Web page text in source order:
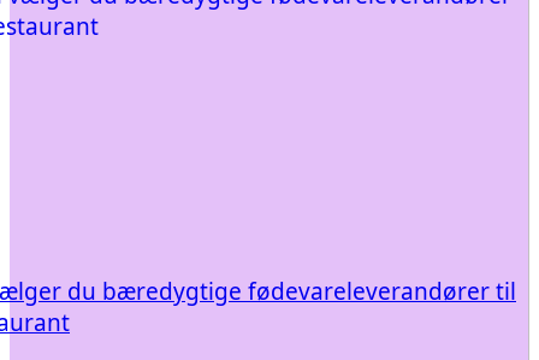
du bæredygtige fødevareleverandører til